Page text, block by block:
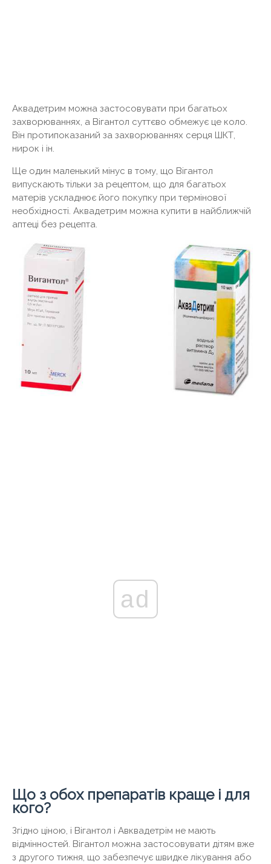
Аквадетрим можна застосовувати при багатьох
захворюваннях, а Вігантол суттєво обмежує це коло.
Він протипоказаний за захворюваннях серця ШКТ,
нирок і ін.
Ще один маленький мінус в тому, що Вігантол
випускають тільки за рецептом, що для багатьох
матерів ускладнює його покупку при термінової
необхідності. Аквадетрим можна купити в найближчій
аптеці без рецепта.
ad
Що з обох препаратів краще і для
кого?
Згідно ціною, і Вігантол і Авквадетрім не мають
відмінностей. Вігантол можна застосовувати дітям вже
з другого тижня, що забезпечує швидке лікування або